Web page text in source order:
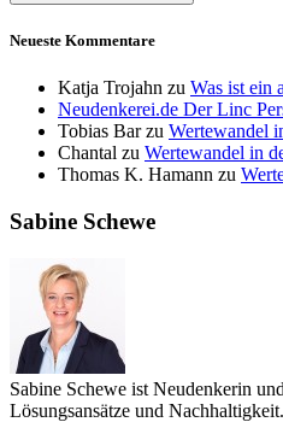
Neueste Kommentare
Katja Trojahn zu Was ist ein
Neudenkerei.de Der Linc
Tobias Barzu Wertewandel
Chantal zu Wertewandel in
Thomas K. Hamann zu
Sabine Schewe
Sabine Schewe ist Neudenkerin
Lösungsansätze und